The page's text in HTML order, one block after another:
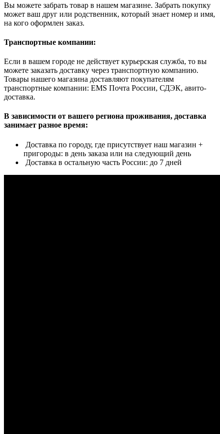
Вы можете забрать товар в нашем магазине. Забрать покупку
может ваш друг или родственник, который знает номер и имя,
на кого оформлен заказ.
Транспортные компании:
Если в вашем городе не действует курьерская служба, то вы
можете заказать доставку через транспортную компанию.
Товары нашего магазина доставляют покупателям
транспортные компании: EMS Почта России, СДЭК, авито-
доставка.
В зависимости от вашего региона проживания, доставка
занимает разное время:
Доставка по городу, где присутствует наш магазин +
пригороды: в день заказа или на следующий день
Доставка в остальную часть России: до 7 дней